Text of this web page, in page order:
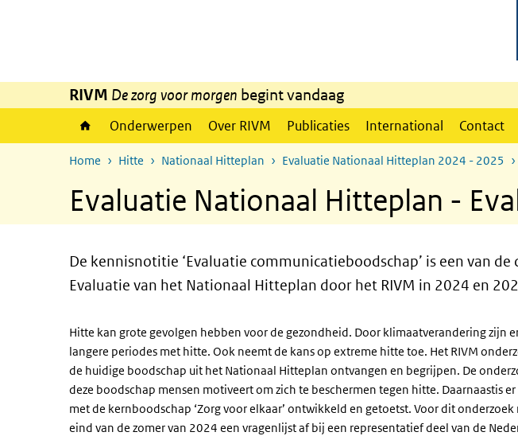
RIVM De zorg voor morgen begint vandaag
Onderwerpen Over RIVM Publicaties International Contact
Home Hitte Nationaal Hitteplan Evaluatie Nationaal Hitteplan 2024 - 2025
Evaluatie Nationaal Hitteplan -
De kennisnotitie ‘Evaluatie communicatieboodschap’ is een van
Evaluatie van het Nationaal Hitteplan door het RIVM in 2024 en
Hitte kan grote gevolgen hebben voor de gezondheid. Door klimaatverandering zijn
langere periodes met hitte. Ook neemt de kans op extreme hitte toe. Het RIVM
de huidige boodschap uit het Nationaal Hitteplan ontvangen en begrijpen. De
deze boodschap mensen motiveert om zich te beschermen tegen hitte. Daarnaastis
met de kernboodschap ‘Zorg voor elkaar’ ontwikkeld en getoetst. Voor dit
eind van de zomer van 2024 een vragenlijst af bij een representatief deel van de